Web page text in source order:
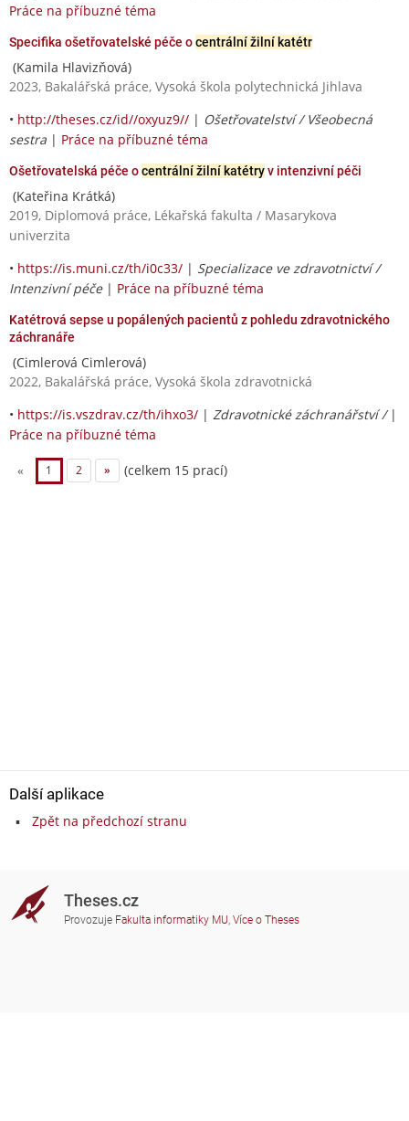
Práce na příbuzné téma
Specifika ošetřovatelské péče ocentrální žilní katétr
(Kamila Hlavizňová)
2023, Bakalářská práce, Vysoká škola polytechnická Jihlava
• http://theses.cz/id//oxyuz9// | Ošetřovatelství / Všeobecná
sestra | Práce na příbuzné téma
Ošetřovatelská péče ocentrální žilní katétryv intenzivní péči
(Kateřina Krátká)
2019, Diplomová práce, Lékařská fakulta / Masarykova
univerzita
• https://is.muni.cz/th/i0c33/ | Specializace ve zdravotnictví /
Intenzivní péče| Práce na příbuzné téma
Katétrová sepse u popálených pacientů z pohledu zdravotnického
záchranáře
(Cimlerová Cimlerová)
2022, Bakalářská práce, Vysoká škola zdravotnická
• https://is.vszdrav.cz/th/ihxo3/ | Zdravotnické záchranářství / |
Práce na příbuzné téma
« 1 2 » (celkem 15 prací)
Další aplikace
Zpět na předchozí stranu
Theses.cz
Provozuje Fakulta informatiky MU, Více o Theses